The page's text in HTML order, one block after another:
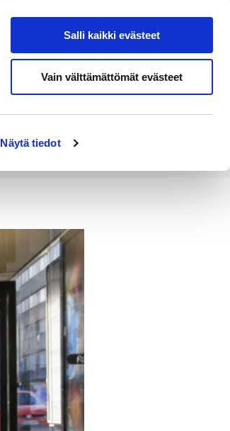
Näytä tiedot
Salli kaikki evästeet
Vain välttämättömät evästeet
Hae sivustolta